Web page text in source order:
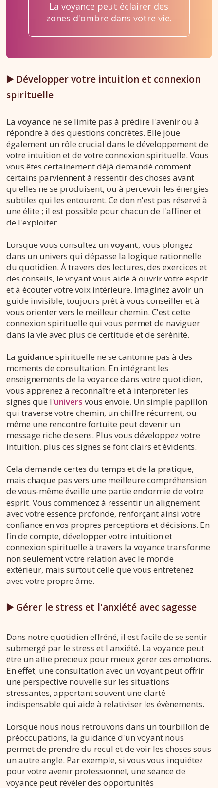
La voyance peut éclairer des
zones d'ombre dans votre vie.
▶️ Développer votre intuition et connexion
spirituelle
Lavoyance ne se limite pas à prédire l'avenir ou à
répondre à des questions concrètes. Elle joue
également un rôle crucial dans le développement de
votre intuition et de votre connexion spirituelle. Vous
vous êtes certainement déjà demandé comment
certains parviennent à ressentir des choses avant
qu'elles ne se produisent, ou à percevoir les énergies
subtiles qui les entourent. Ce don n'est pas réservé à
une élite ; il est possible pour chacun de l'affiner et
de l'exploiter.
Lorsque vous consultez unvoyant, vous plongez
dans un univers qui dépasse la logique rationnelle
du quotidien. À travers des lectures, des exercices et
des conseils, le voyant vous aide à ouvrir votre esprit
et à écouter votre voix intérieure. Imaginez avoir un
guide invisible, toujours prêt à vous conseiller et à
vous orienter vers le meilleur chemin. C'est cette
connexion spirituelle qui vous permet de naviguer
dans la vie avec plus de certitude et de sérénité.
La guidance spirituelle ne se cantonne pas à des
moments de consultation. En intégrant les
enseignements de la voyance dans votre quotidien,
vous apprenez à reconnaître et à interpréter les
signes que l'univers vous envoie. Un simple papillon
qui traverse votre chemin, un chiffre récurrent, ou
même une rencontre fortuite peut devenir un
message riche de sens. Plus vous développez votre
intuition, plus ces signes se font clairs et évidents.
Cela demande certes du temps et de la pratique,
mais chaque pas vers une meilleure compréhension
de vous-même éveille une partie endormie de votre
esprit. Vous commencez à ressentir un alignement
avec votre essence profonde, renforçant ainsi votre
confiance en vos propres perceptions et décisions. En
fin de compte, développer votre intuition et
connexion spirituelle à travers la voyance transforme
non seulement votre relation avec le monde
extérieur, mais surtout celle que vous entretenez
avec votre propre âme.
▶️ Gérer le stress et l'anxiété avec sagesse
Dans notre quotidien effréné, il est facile de se sentir
submergé par le stress et l'anxiété. La voyance peut
être un allié précieux pour mieux gérer ces émotions.
En effet, une consultation avec un voyant peut offrir
une perspective nouvelle sur les situations
stressantes, apportant souvent une clarté
indispensable qui aide à relativiser les évènements.
Lorsque nous nous retrouvons dans un tourbillon de
préoccupations, la guidance d'un voyant nous
permet de prendre du recul et de voir les choses sous
un autre angle. Par exemple, si vous vous inquiétez
pour votre avenir professionnel, une séance de
voyance peut révéler des opportunités